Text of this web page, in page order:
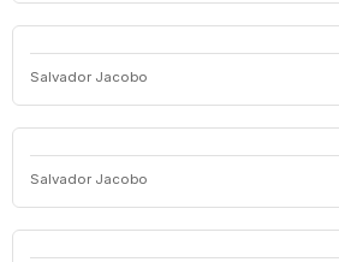
Salvador Jacobo
Salvador Jacobo